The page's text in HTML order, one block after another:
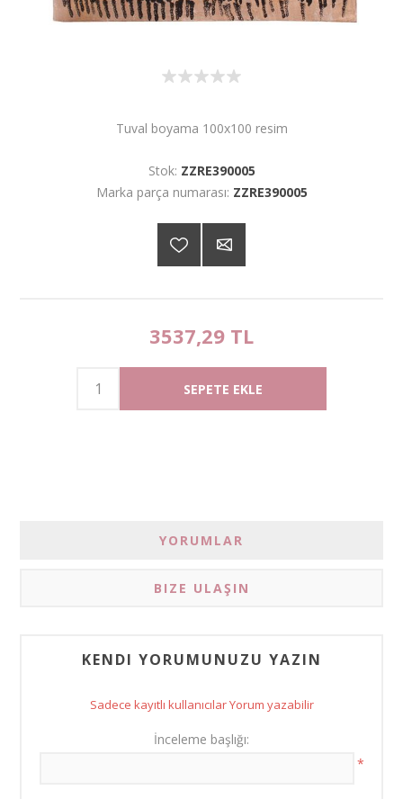
Tuval boyama 100x100 resim
Stok: ZZRE390005
Marka parça numarası: ZZRE390005
3537,29 TL
YORUMLAR
BIZE ULAŞIN
KENDI YORUMUNUZU YAZIN
Sadece kayıtlı kullanıcılar Yorum yazabilir
İnceleme başlığı:
*